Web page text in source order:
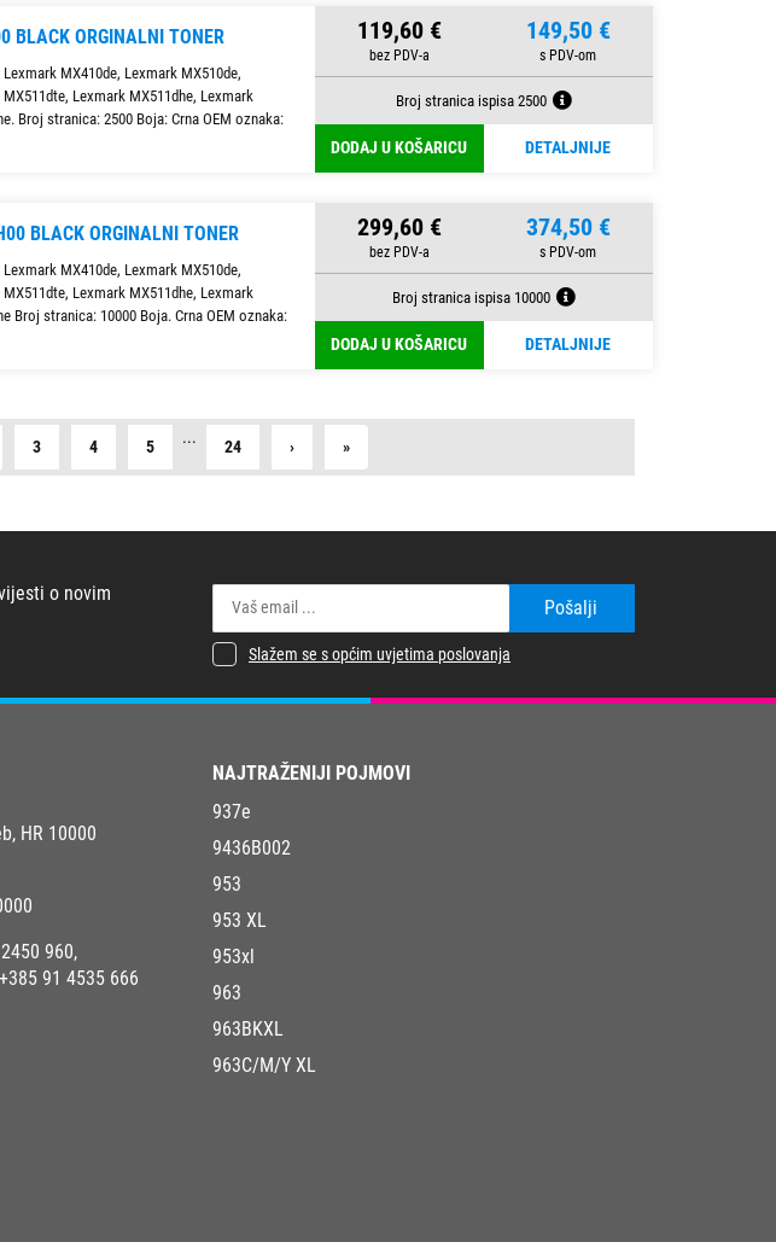
BLACK ORGINALNI TONER
MX410de, Lexmark MX510de,
Lexmark MX511dhe, Lexmark
Broj stranica: 2500 Boja: Crna OEM oznaka:
119,60 € 149,50 €
Broj stranica ispisa 2500
DODAJ U KOŠARICU DETALJNIJE
BLACK ORGINALNI TONER
MX410de, Lexmark MX510de,
Lexmark MX511dhe, Lexmark
Broj stranica: 10000 Boja. Crna OEM oznaka:
299,60 € 374,50 €
Broj stranica ispisa 10000
DODAJ U KOŠARICU DETALJNIJE
3 4 5 ... 24 ›Next »Last
o novim
Pošalji
Slažem se s općim uvjetima poslovanja
HR 10000
960,
+385 91 4535 666
NAJTRAŽENIJI POJMOVI
937e
9436B002
953
953 XL
953xl
963
963BKXL
963C/M/Y XL